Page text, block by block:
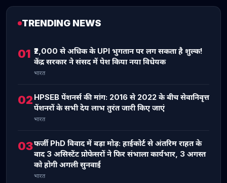
TRENDING NEWS
01 ₹2,000 से अधिक के UPI भुगतान पर लग सकता है शुल्क!
केंद्र सरकार ने संसद में पेश किया नया विधेयक
भारत
02 HPSEB पेंशनर्स की मांग: 2016 से 2022 के बीच सेवानिवृत्त
पेंशनरों के सभी देय लाभ तुरंत जारी किए जाएं
भारत
03फर्जी PhD विवाद में बड़ा मोड़: हाईकोर्ट से अंतरिम राहत के
बाद 3 असिस्टेंट प्रोफेसरों ने फिर संभाला कार्यभार, 3 अगस्त
को होगी अगली सुनवाई
भारत